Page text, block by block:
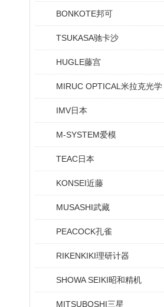
BONKOTE邦可
TSUKASA驰卡沙
HUGLE藤宫
MIRUC OPTICAL米拉克光学
IMV日本
M-SYSTEM爱模
TEAC日本
KONSEI近藤
MUSASHI武藏
PEACOCK孔雀
RIKENKIKI理研计器
SHOWA SEIKI昭和精机
MITSUBOSHI三星